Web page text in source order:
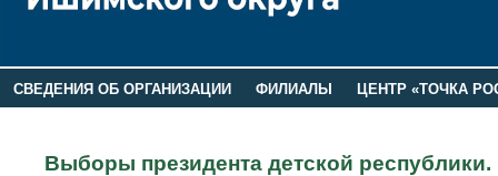
СВЕДЕНИЯ ОБ ОРГАНИЗАЦИИ ФИЛИАЛЫ
ЦЕНТР «ТОЧКА
Выборы президента детской